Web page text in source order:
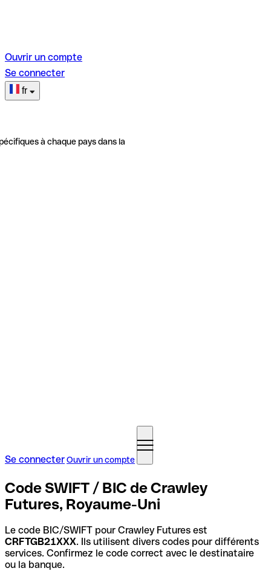
Ouvrir un compte
Se connecter
fr
à chaque pays dans la
Se connecterOuvrir un compte
Code SWIFT / BIC de Crawley
Futures, Royaume-Uni
Le code BIC/SWIFT pour Crawley Futures est
CRFTGB21XXX. Ils utilisent divers codes pour différents
services. Confirmez le code correct avec le destinataire
ou la banque.